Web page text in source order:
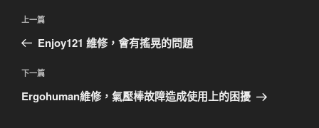
文
導
覽
上
一
文
章
上一篇
Enjoy121 維修，會有搖晃的問題
下
一
下一篇
Ergohuman維修，氣壓棒故障造成使用上的困擾